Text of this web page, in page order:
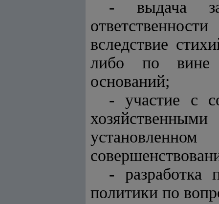
- выдача
вследствие
либо по вине
оснований;
- участие с
- разработка
политики по